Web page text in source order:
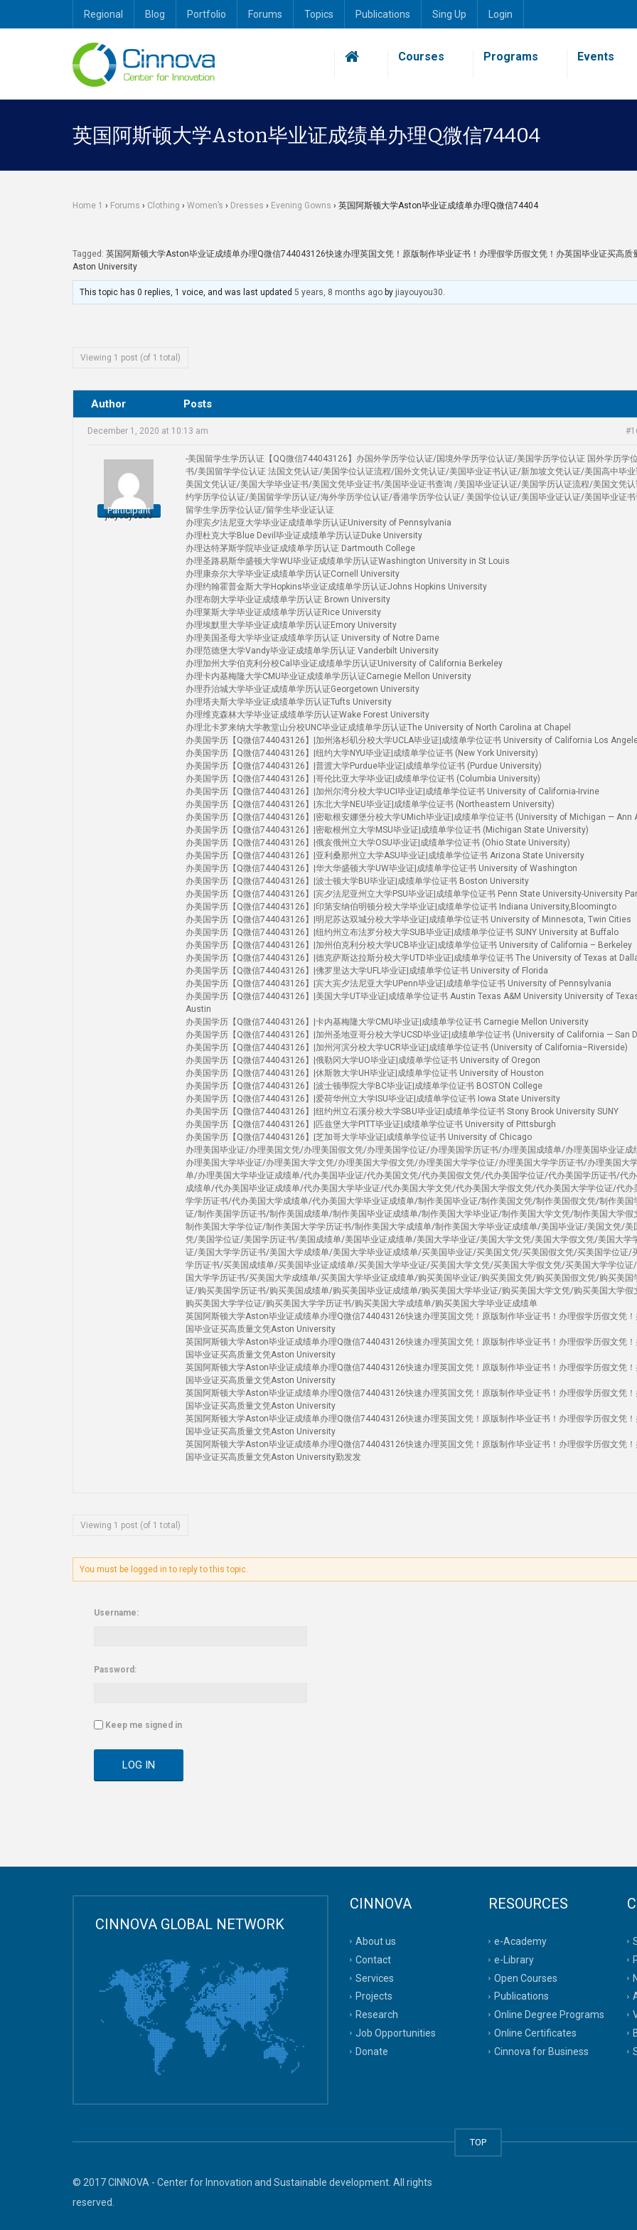
Regional Blog Portfolio Forums Topics Publications Sing Up Login
Courses Programs Events
英国阿斯顿大学Aston毕业证成绩单办理Q微信74404
Home 1 › Forums › Clothing › Women’s › Dresses › Evening Gowns › 英国阿斯顿大学Aston毕业证成绩单办理Q微信74404
Tagged: 英国阿斯顿大学Aston毕业证成绩单办理Q微信744043126快速办理英国文凭！原版制作毕业证书！办理假学历假文凭！办英国毕业证买高质
Aston University
This topic has 0 replies, 1 voice, and was last updated5 years, 8 months ago by jiayouyou30.
Viewing 1 post (of 1 total)
Author Posts
December 1, 2020 at 10:13 am
jiayouyou30
Participant
-美国留学生学历认证【QQ微信744043126】办国外学历学位认证/国境外学历学位认证/美国学历学位认证 国外学历学
书/美国留学学位认证 法国文凭认证/美国学位认证流程/国外文凭认证/美国毕业证书认证/新加坡文凭认证/美国高中毕
美国文凭认证/美国大学毕业证书/美国文凭毕业证书/美国毕业证书查询 /美国毕业证认证/美国学历认证流程/美国文凭认
约学历学位认证/美国留学学历认证/海外学历学位认证/香港学历学位认证/ 美国学位认证/美国毕业证认证/美国毕业证
留学生学历学位认证/留学生毕业证认证
办理宾夕法尼亚大学毕业证成绩单学历认证University of Pennsylvania
办理杜克大学Blue Devil毕业证成绩单学历认证Duke University
办理达特茅斯学院毕业证成绩单学历认证 Dartmouth College
办理圣路易斯华盛顿大学WU毕业证成绩单学历认证Washington University in St Louis
办理康奈尔大学毕业证成绩单学历认证Cornell University
办理约翰霍普金斯大学Hopkins毕业证成绩单学历认证Johns Hopkins University
办理布朗大学毕业证成绩单学历认证 Brown University
办理莱斯大学毕业证成绩单学历认证Rice University
办理埃默里大学毕业证成绩单学历认证Emory University
办理美国圣母大学毕业证成绩单学历认证 University of Notre Dame
办理范德堡大学Vandy毕业证成绩单学历认证 Vanderbilt University
办理加州大学伯克利分校Cal毕业证成绩单学历认证University of California Berkeley
办理卡内基梅隆大学CMU毕业证成绩单学历认证Carnegie Mellon University
办理乔治城大学毕业证成绩单学历认证Georgetown University
办理塔夫斯大学毕业证成绩单学历认证Tufts University
办理维克森林大学毕业证成绩单学历认证Wake Forest University
办理北卡罗来纳大学教堂山分校UNC毕业证成绩单学历认证The University of North Carolina at Chapel
办美国学历【Q微信744043126】|加州洛杉矶分校大学UCLA毕业证|成绩单学位证书 University of California Los
办美国学历【Q微信744043126】|纽约大学NYU毕业证|成绩单学位证书 (New York University)
办美国学历【Q微信744043126】|普渡大学Purdue毕业证|成绩单学位证书 (Purdue University)
办美国学历【Q微信744043126】|哥伦比亚大学毕业证|成绩单学位证书 (Columbia University)
办美国学历【Q微信744043126】|加州尔湾分校大学UCI毕业证|成绩单学位证书 University of California-Irvine
办美国学历【Q微信744043126】|东北大学NEU毕业证|成绩单学位证书 (Northeastern University)
办美国学历【Q微信744043126】|密歇根安娜堡分校大学UMich毕业证|成绩单学位证书 (University of Michigan — Ann
办美国学历【Q微信744043126】|密歇根州立大学MSU毕业证|成绩单学位证书 (Michigan State University)
办美国学历【Q微信744043126】|俄亥俄州立大学OSU毕业证|成绩单学位证书 (Ohio State University)
办美国学历【Q微信744043126】|亚利桑那州立大学ASU毕业证|成绩单学位证书 Arizona State University
办美国学历【Q微信744043126】|华大华盛顿大学UW毕业证|成绩单学位证书 University of Washington
办美国学历【Q微信744043126】|波士顿大学BU毕业证|成绩单学位证书 Boston University
办美国学历【Q微信744043126】|宾夕法尼亚州立大学PSU毕业证|成绩单学位证书 Penn State University-University
办美国学历【Q微信744043126】|印第安纳伯明顿分校大学毕业证|成绩单学位证书 Indiana University,Bloomingto
办美国学历【Q微信744043126】|明尼苏达双城分校大学毕业证|成绩单学位证书 University of Minnesota, Twin Cities
办美国学历【Q微信744043126】|纽约州立布法罗分校大学SUB毕业证|成绩单学位证书 SUNY University at Buffalo
办美国学历【Q微信744043126】|加州伯克利分校大学UCB毕业证|成绩单学位证书 University of California – Berkeley
办美国学历【Q微信744043126】|德克萨斯达拉斯分校大学UTD毕业证|成绩单学位证书 The University of Texas at
办美国学历【Q微信744043126】|佛罗里达大学UFL毕业证|成绩单学位证书 University of Florida
办美国学历【Q微信744043126】|宾大宾夕法尼亚大学UPenn毕业证|成绩单学位证书 University of Pennsylvania
办美国学历【Q微信744043126】|美国大学UT毕业证|成绩单学位证书 Austin Texas A&M University University of
Austin
办美国学历【Q微信744043126】|卡内基梅隆大学CMU毕业证|成绩单学位证书 Carnegie Mellon University
办美国学历【Q微信744043126】|加州圣地亚哥分校大学UCSD毕业证|成绩单学位证书 (University of California — San
办美国学历【Q微信744043126】|加州河滨分校大学UCR毕业证|成绩单学位证书 (University of California–Riverside)
办美国学历【Q微信744043126】|俄勒冈大学UO毕业证|成绩单学位证书 University of Oregon
办美国学历【Q微信744043126】|休斯敦大学UH毕业证|成绩单学位证书 University of Houston
办美国学历【Q微信744043126】|波士顿學院大学BC毕业证|成绩单学位证书 BOSTON College
办美国学历【Q微信744043126】|爱荷华州立大学ISU毕业证|成绩单学位证书 Iowa State University
办美国学历【Q微信744043126】|纽约州立石溪分校大学SBU毕业证|成绩单学位证书 Stony Brook University SUNY
办美国学历【Q微信744043126】|匹兹堡大学PITT毕业证|成绩单学位证书 University of Pittsburgh
办美国学历【Q微信744043126】|芝加哥大学毕业证|成绩单学位证书 University of Chicago
办理美国毕业证/办理美国文凭/办理美国假文凭/办理美国学位证/办理美国学历证书/办理美国成绩单/办理美国毕业证成
办理美国大学毕业证/办理美国大学文凭/办理美国大学假文凭/办理美国大学学位证/办理美国大学学历证书/办理美国大
单/办理美国大学毕业证成绩单/代办美国毕业证/代办美国文凭/代办美国假文凭/代办美国学位证/代办美国学历证书/代
成绩单/代办美国毕业证成绩单/代办美国大学毕业证/代办美国大学文凭/代办美国大学假文凭/代办美国大学学位证/代办
学学历证书/代办美国大学成绩单/代办美国大学毕业证成绩单/制作美国毕业证/制作美国文凭/制作美国假文凭/制作美国
证/制作美国学历证书/制作美国成绩单/制作美国毕业证成绩单/制作美国大学毕业证/制作美国大学文凭/制作美国大学假
制作美国大学学位证/制作美国大学学历证书/制作美国大学成绩单/制作美国大学毕业证成绩单/美国毕业证/美国文凭/美
凭/美国学位证/美国学历证书/美国成绩单/美国毕业证成绩单/美国大学毕业证/美国大学文凭/美国大学假文凭/美国大学
证/美国大学学历证书/美国大学成绩单/美国大学毕业证成绩单/买美国毕业证/买美国文凭/买美国假文凭/买美国学位证/
学历证书/买美国成绩单/买美国毕业证成绩单/买美国大学毕业证/买美国大学文凭/买美国大学假文凭/买美国大学学位证
国大学学历证书/买美国大学成绩单/买美国大学毕业证成绩单/购买美国毕业证/购买美国文凭/购买美国假文凭/购买美国
证/购买美国学历证书/购买美国成绩单/购买美国毕业证成绩单/购买美国大学毕业证/购买美国大学文凭/购买美国大学假
购买美国大学学位证/购买美国大学学历证书/购买美国大学成绩单/购买美国大学毕业证成绩单
英国阿斯顿大学Aston毕业证成绩单办理Q微信744043126快速办理英国文凭！原版制作毕业证书！办理假学历假文凭
国毕业证买高质量文凭Aston University
英国阿斯顿大学Aston毕业证成绩单办理Q微信744043126快速办理英国文凭！原版制作毕业证书！办理假学历假文凭
国毕业证买高质量文凭Aston University
英国阿斯顿大学Aston毕业证成绩单办理Q微信744043126快速办理英国文凭！原版制作毕业证书！办理假学历假文凭
国毕业证买高质量文凭Aston University
英国阿斯顿大学Aston毕业证成绩单办理Q微信744043126快速办理英国文凭！原版制作毕业证书！办理假学历假文凭
国毕业证买高质量文凭Aston University
英国阿斯顿大学Aston毕业证成绩单办理Q微信744043126快速办理英国文凭！原版制作毕业证书！办理假学历假文凭
国毕业证买高质量文凭Aston University
英国阿斯顿大学Aston毕业证成绩单办理Q微信744043126快速办理英国文凭！原版制作毕业证书！办理假学历假文凭
国毕业证买高质量文凭Aston University勤发发
Viewing 1 post (of 1 total)
You must be logged in to reply to this topic.
Username:
Password:
Keep me signed in
LOG IN
CINNOVA GLOBAL NETWORK
CINNOVA
About us
Contact
Services
Projects
Research
Job Opportunities
Donate
RESOURCES
e-Academy
e-Library
Open Courses
Publications
Online Degree Programs
Online Certificates
Cinnova for Business
TOP
© 2017 CINNOVA - Center for Innovation and Sustainable development. All rights
reserved.